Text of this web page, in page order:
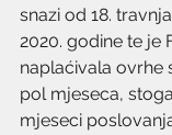
snazi od 18.
2020. godine te je
naplaćivala ovrhe
pol mjeseca,
mjeseci